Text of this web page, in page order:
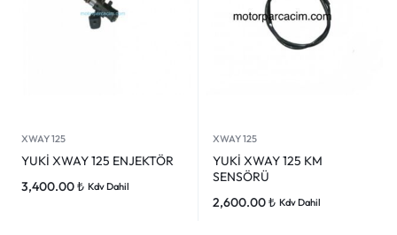
XWAY 125
YUKİ XWAY 125 ENJEKTÖR
3,400.00₺ Kdv Dahil
XWAY 125
YUKİ XWAY 125 KM
SENSÖRÜ
2,600.00₺ Kdv Dahil